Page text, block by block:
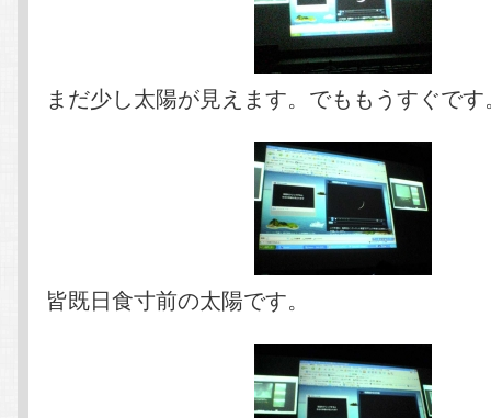
まだ少し太陽が見えます。でももうすぐです
皆既日食寸前の太陽です。